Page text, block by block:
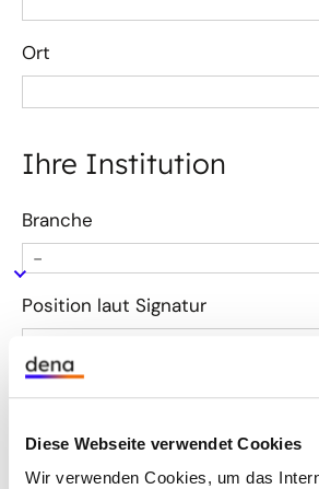
Diese Webseite verwendet Cookies
Wir verwenden Cookies, um das
Ort
Ihre Institution
Branche
Position laut Signatur
Funktion
Aufgabenbereich